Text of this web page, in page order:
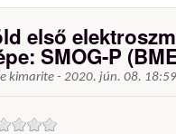
első
SMOG-P
kimarite - 2020. jún. 08. 18:59